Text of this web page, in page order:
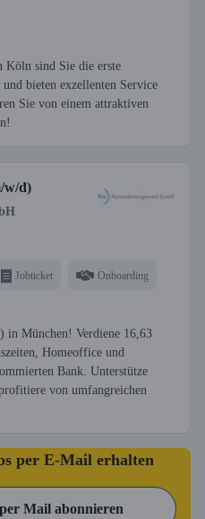
sind Sie die erste
bieten exzellenten Service
Sie von einem attraktiven
w/d)
Jobticket Onboarding
in München! Verdiene 16,63
Homeoffice und
Bank. Unterstütze
von umfangreichen
per E-Mail erhalten
Mail abonnieren